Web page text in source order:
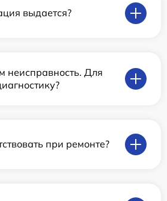
выдается?
неисправность. Для
при ремонте?